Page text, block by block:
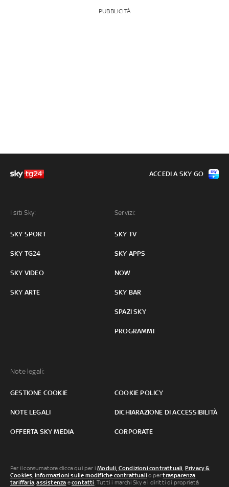
PUBBLICITÀ
I siti Sky:
SKY SPORT
SKY TG24
SKY VIDEO
SKY ARTE
Servizi:
SKY TV
SKY APPS
NOW
SKY BAR
SPAZI SKY
PROGRAMMI
Note legali:
GESTIONE COOKIE COOKIE POLICY
NOTE LEGALI DICHIARAZIONE DI ACCESSIBILITÀ
OFFERTA SKY MEDIA CORPORATE
ACCEDI A SKY GO
Per il consumatore clicca qui per iModuli, Condizioni contrattuali, Privacy &
Cookies, informazioni sulle modifiche contrattuali o pertrasparenza
tariffaria,assistenza econtatti. Tutti i marchi Sky e i diritti di proprietà